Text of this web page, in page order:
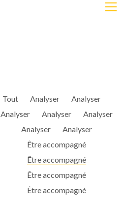
Tout Analyser
Analyser
Analyser
Analyser
Analyser
Analyser
Analyser
Être accompagné
Être accompagné
Être accompagné
Être accompagné